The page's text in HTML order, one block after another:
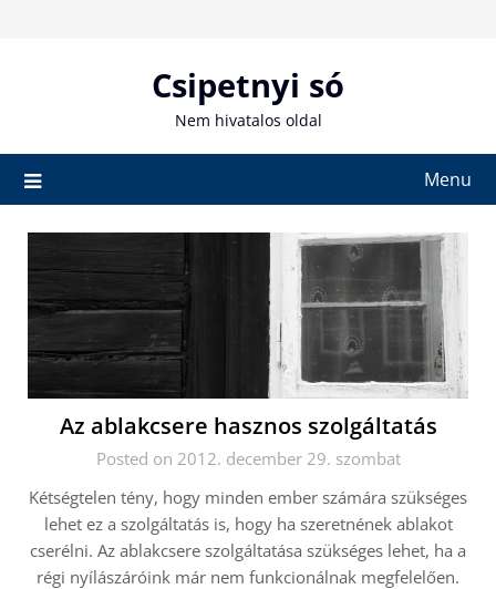
Csipetnyi só
Nem hivatalos oldal
Menu
Az ablakcsere hasznos szolgáltatás
Posted on 2012. december 29. szombat
Kétségtelen tény, hogy minden ember számára szükséges
lehet ez a szolgáltatás is, hogy ha szeretnének ablakot
cserélni. Az ablakcsere szolgáltatása szükséges lehet, ha a
régi nyílászáróink már nem funkcionálnak megfelelően.